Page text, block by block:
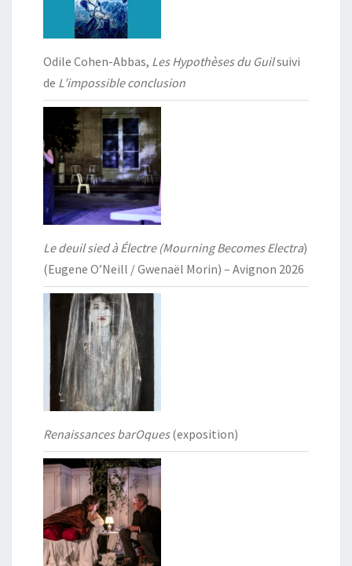
Odile Cohen-Abbas, Les Hypothèses du Guilsuivi
de L’impossible conclusion
Le deuil sied à Électre (Mourning Becomes Electra)
(Eugene O’Neill / Gwenaël Morin) – Avignon 2026
Renaissances barOques(exposition)